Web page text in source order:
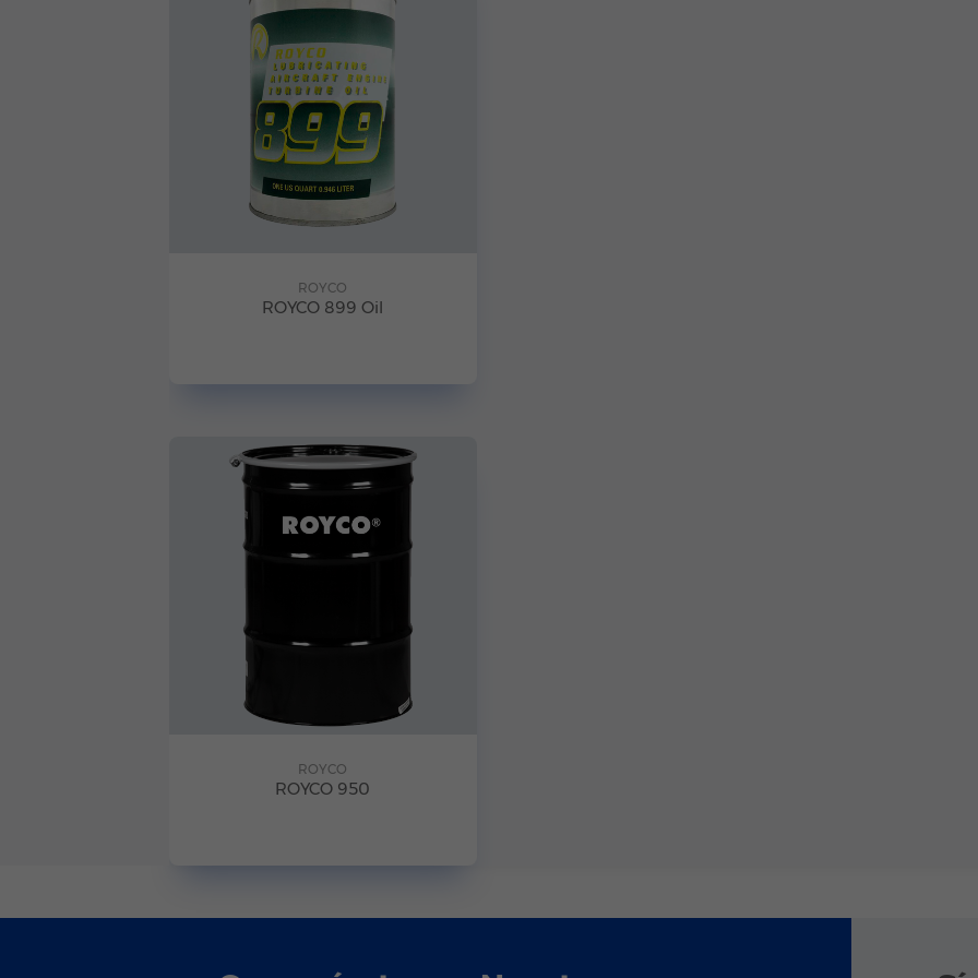
ROYCO
ROYCO 899 Oil
ROYCO
ROYCO 950